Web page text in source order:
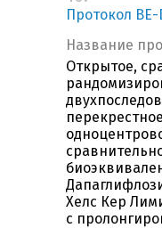
Протокол BE-
Название
Открытое,
Хелс Кер
с